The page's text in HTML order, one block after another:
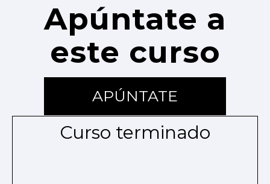
Apúntate a
este curso
APÚNTATE
Curso terminado